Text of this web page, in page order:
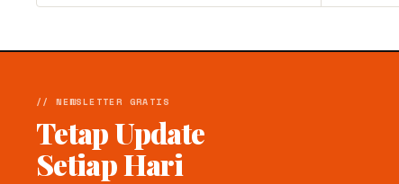
// NEWSLETTER GRATIS
Tetap Update
Setiap Hari